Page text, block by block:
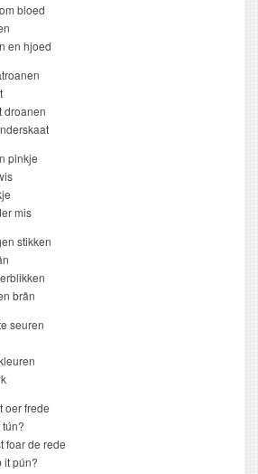
bloed
en hjoed
droanen
pinkje
mis
stikken
brân
seuren
oer frede
foar de rede
it pún?